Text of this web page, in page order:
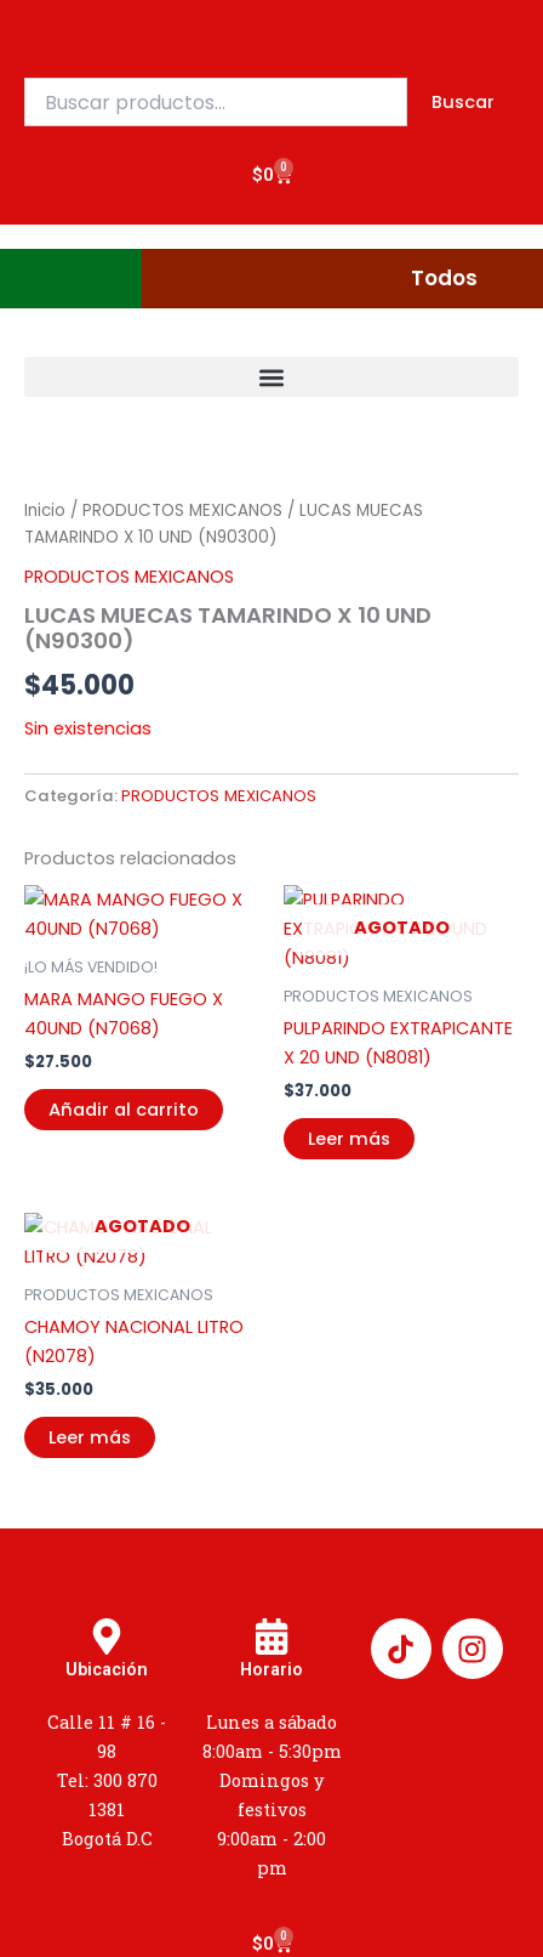
contenido
por:
Buscar
$0 0
Cart
Todos
Inicio / PRODUCTOS MEXICANOS / LUCAS MUECAS
TAMARINDO X 10 UND (N90300)
PRODUCTOS MEXICANOS
LUCAS MUECAS TAMARINDO X 10 UND
(N90300)
$45.000
Sin existencias
Categoría:PRODUCTOS MEXICANOS
Productos relacionados
¡LO MÁS VENDIDO!
MARA MANGO FUEGO X
40UND (N7068)
$27.500
Añadir al carrito
AGOTADO
PRODUCTOS MEXICANOS
PULPARINDO EXTRAPICANTE
X 20 UND (N8081)
$37.000
Leer más
AGOTADO
PRODUCTOS MEXICANOS
CHAMOY NACIONAL LITRO
(N2078)
$35.000
Leer más
Ubicación
Calle 11 # 16 -
98
Tel: 300 870
1381
Bogotá D.C
Horario
Lunes a sábado
8:00am - 5:30pm
Domingos y
festivos
9:00am - 2:00
pm
I
n
s
$0 0
Cart